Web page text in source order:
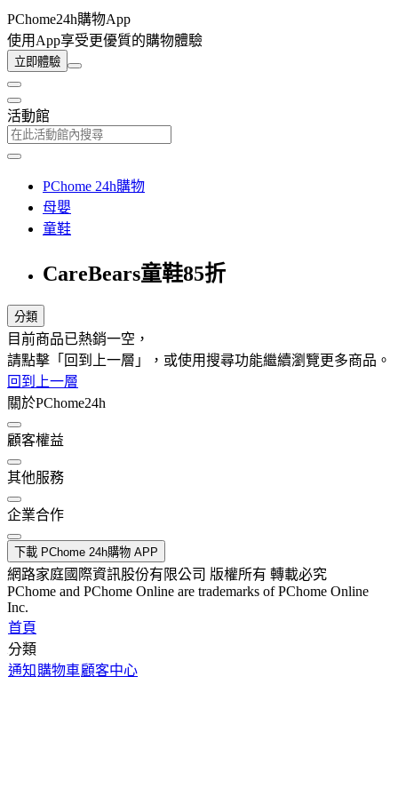
PChome24h購物App
使用App享受更優質的購物體驗
立即體驗
活動館
PChome 24h購物
母嬰
童鞋
CareBears童鞋85折
分類
目前商品已熱銷一空，
請點擊「回到上一層」，或使用搜尋功能繼續瀏覽更多商品。
回到上一層
關於PChome24h
顧客權益
其他服務
企業合作
下載 PChome 24h購物 APP
網路家庭國際資訊股份有限公司 版權所有 轉載必究
PChome and PChome Online are trademarks of PChome Online
Inc.
首頁
分類
通知 購物車顧客中心